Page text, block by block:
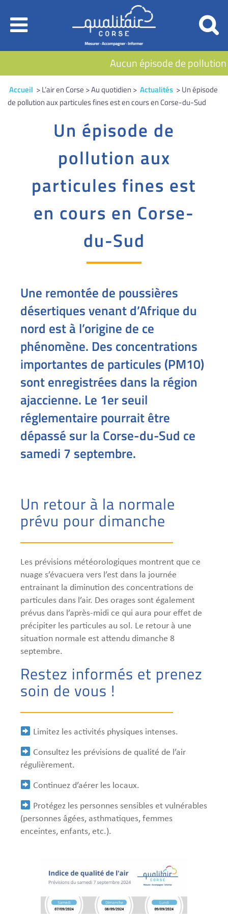
Aucun épisode de pollution
Accueil > L’air en Corse > Au quotidien > Actualités > Un épisode
de pollution aux particules fines est en cours en Corse-du-Sud
Un épisode de
pollution aux
particules fines est
en cours en Corse-
du-Sud
Une remontée de poussières
désertiques venant d’Afrique du
nord est à l’origine de ce
phénomène. Des concentrations
importantes de particules (PM10)
sont enregistrées dans la région
ajaccienne. Le 1er seuil
réglementaire pourrait être
dépassé sur la Corse-du-Sud ce
samedi 7 septembre.
Un retour à la normale
prévu pour dimanche
Les prévisions météorologiques montrent que ce
nuage s’évacuera vers l’est dans la journée
entrainant la diminution des concentrations de
particules dans l’air. Des orages sont également
prévus dans l’après-midi ce qui aura pour effet de
précipiter les particules au sol. Le retour à une
situation normale est attendu dimanche 8
septembre.
Restez informés et prenez
soin de vous !
Limitez les activités physiques intenses.
Consultez les prévisions de qualité de l’air
régulièrement.
Continuez d’aérer les locaux.
Protégez les personnes sensibles et vulnérables
(personnes âgées, asthmatiques, femmes
enceintes, enfants, etc.).